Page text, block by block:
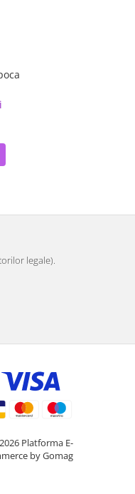
legale).
Platforma E-
by Gomag